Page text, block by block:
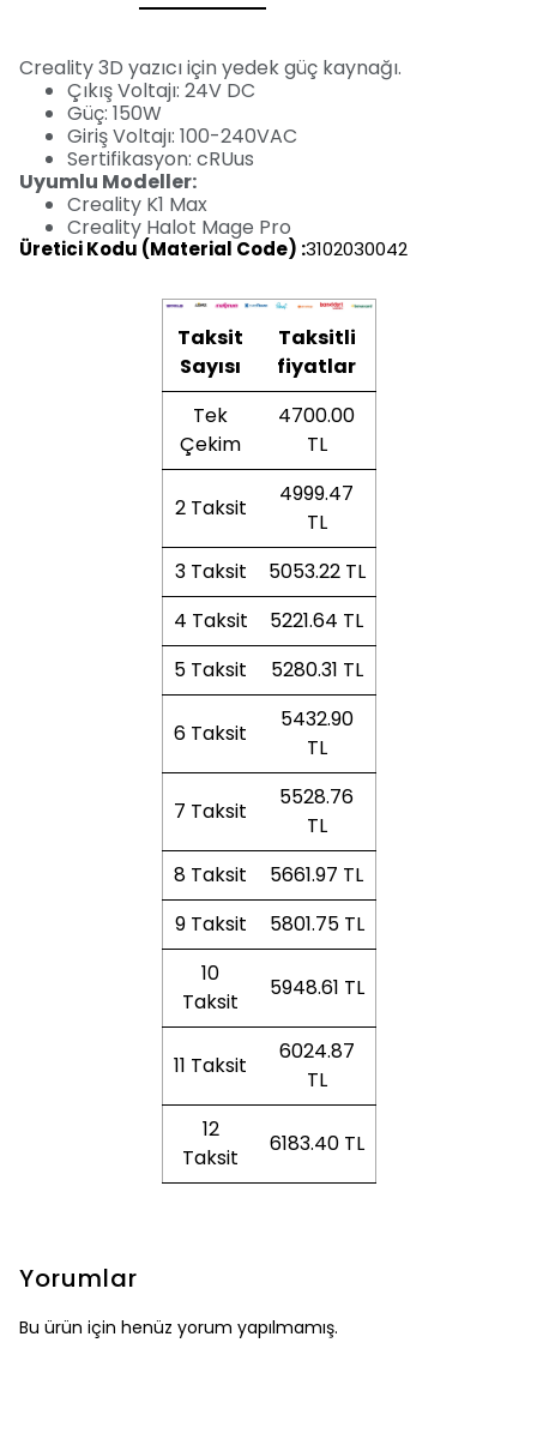
Creality 3D yazıcı için yedek güç kaynağı.
Çıkış Voltajı: 24V DC
Güç: 150W
Giriş Voltajı: 100-240VAC
Sertifikasyon: cRUus
Uyumlu Modeller:
Creality K1 Max
Creality Halot Mage Pro
Üretici Kodu (Material Code) :3102030042
Taksit
Sayısı
Taksitli
fiyatlar
Tek
Çekim
4700.00
TL
2 Taksit
4999.47
TL
3 Taksit
5053.22 TL
4 Taksit
5221.64 TL
5 Taksit
5280.31 TL
6 Taksit
5432.90
TL
7 Taksit
5528.76
TL
8 Taksit
5661.97 TL
9 Taksit
5801.75 TL
10
Taksit
5948.61 TL
11 Taksit
6024.87
TL
12
Taksit
6183.40 TL
Yorumlar
Bu ürün için henüz yorum yapılmamış.